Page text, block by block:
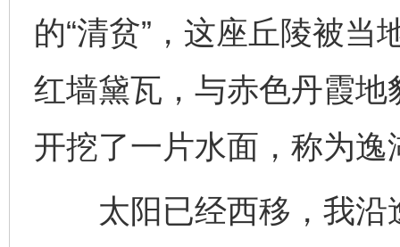
的“清贫”，这座丘陵被当
红墙黛瓦，与赤色丹霞
开挖了一片水面，称为逸
太阳已经西移，我沿